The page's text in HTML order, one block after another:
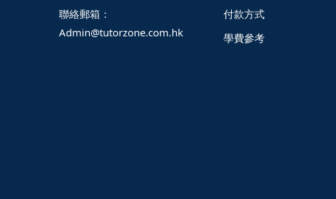
聯絡郵箱：
Admin@tutorzone.com.hk
付款方式
學費參考